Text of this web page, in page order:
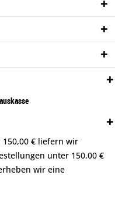
€ liefern wir
unter 150,00 €
wir eine